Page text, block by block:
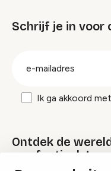
Schrijf je in voor
Ik ga akkoord
Ontdek de
van festivals!